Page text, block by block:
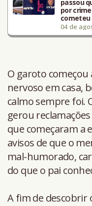
passou
por
cometeu
04 de
O garoto começou
nervoso em casa,
calmo sempre foi.
gerou
que começaram a
avisos de que o
mal-humorado,
do que o pai
A fim de descobrir